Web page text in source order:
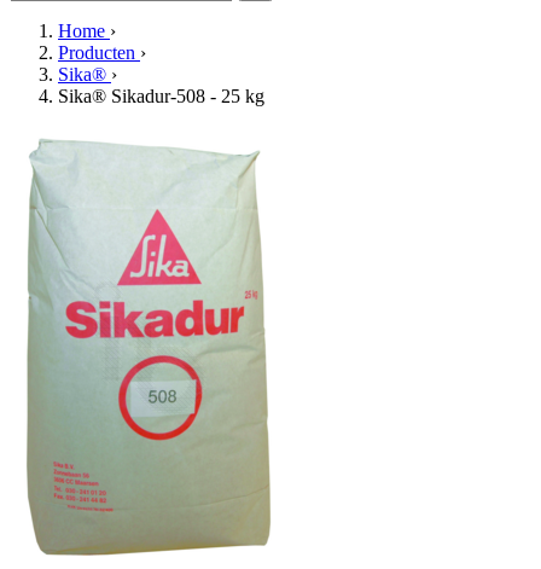
Home ›
Producten ›
Sika® ›
Sika® Sikadur-508 - 25 kg